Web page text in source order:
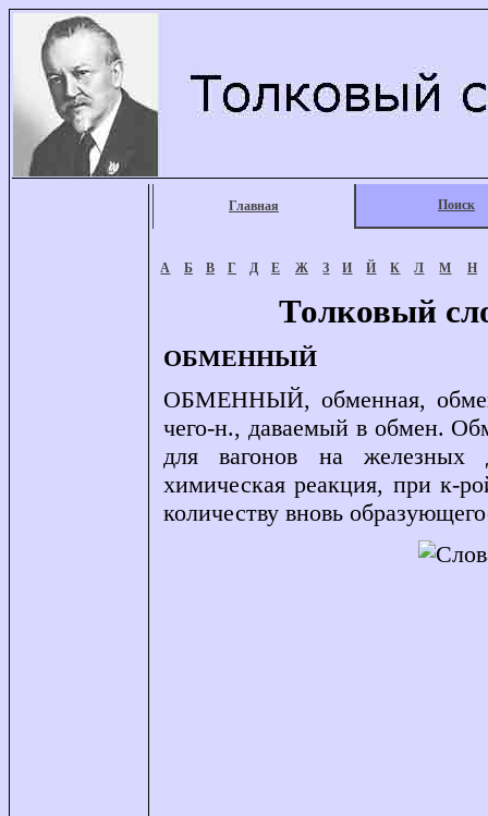
Главная Поиск
А Б В Г Д Е Ж З И Й К Л М Н
Толковый
ОБМЕННЫЙ
ОБМЕННЫЙ, обменная,
чего-н., даваемый в обмен.
для вагонов на железных
химическая реакция, при к-
количеству вновь